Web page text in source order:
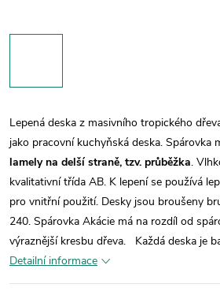
Lepená deska z masivního tropického
jako pracovní kuchyňská deska. Spárovka
lamely na delší straně, tzv. průběžka.
kvalitativní třída AB. K lepení se používá
pro vnitřní použití. Desky jsou broušeny
240. Spárovka Akácie má na rozdíl od
výraznější kresbu dřeva.
Každá deska je
Detailní informace